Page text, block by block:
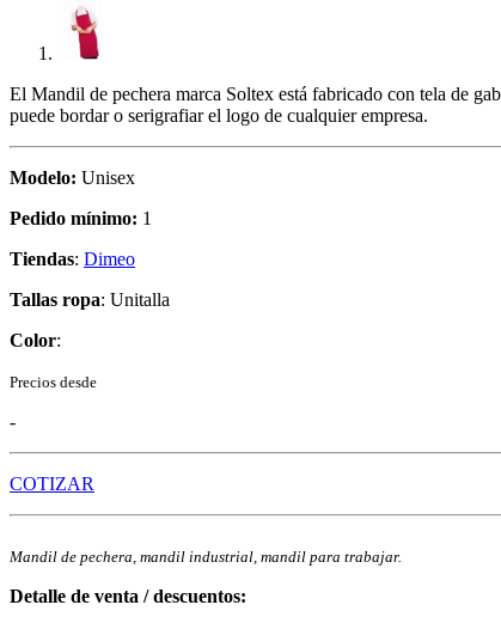
El Mandil de pechera marca Soltex está fabricado con tela de
puede bordar o serigrafiar el logo de cualquier empresa.
Modelo: Unisex
Pedido mínimo: 1
Tiendas: Dimeo
Tallas ropa: Unitalla
Color:
Precios desde
-
COTIZAR
Mandil de pechera, mandil industrial, mandil para trabajar.
Detalle de venta / descuentos: